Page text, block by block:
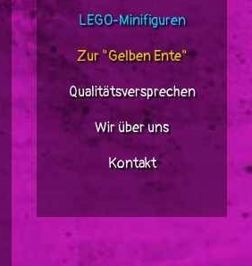
LEGO-Minifiguren
Zur "Gelben Ente"
Qualitätsversprechen
Wir über uns
Kontakt